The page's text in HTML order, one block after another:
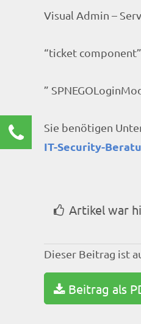
Visual Admin –
“ticket component”
”
Sie benötigen
IT-Security-
Artikel war
Dieser Beitrag ist
Beitrag als
Kontaktieren Sie
Renate